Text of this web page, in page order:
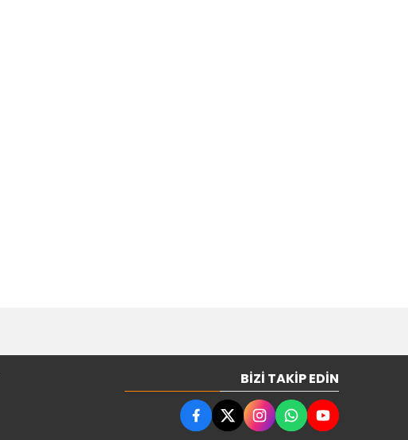
BIZI TAKIP EDIN